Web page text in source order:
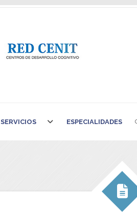
SERVICIOS ESPECIALIDADES